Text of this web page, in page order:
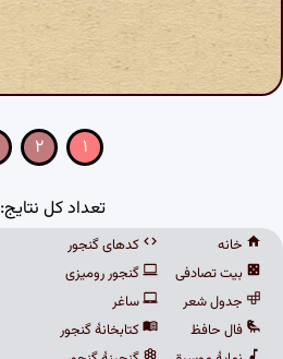
۱ ۲
تعداد کل نتایج: ۵۳
خانه
بیت تصادفی
جدول شعر
فال حافظ
کدهای گنجور
گنجور رومیزی
ساغر
کتابخانهٔ گنجور